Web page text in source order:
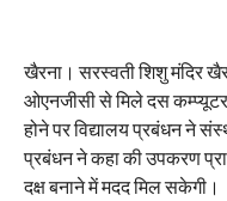
खैरना। सरस्वती शिशु मंदिर
ओएनजीसी से मिले दस कम्प्यूटर,
होने पर विद्यालय प्रबंधन ने
प्रबंधन ने कहा की उपकरण
दक्ष बनाने में मदद मिल सकेगी।